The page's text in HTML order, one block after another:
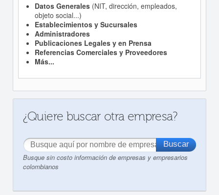
Datos Generales(NIT, dirección, empleados,
objeto social...)
Establecimientos y Sucursales
Administradores
Publicaciones Legales y en Prensa
Referencias Comerciales y Proveedores
Más...
¿Quiere buscar otra empresa?
Busque sin costo información de empresas y empresarios
colombianos